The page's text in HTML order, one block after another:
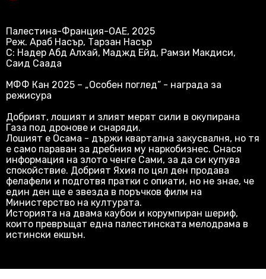
Палестина-Франция-ОАЕ, 2025
Реж. Араб Насър, Тарзан Насър
С: Надер Абд Алхай, Маджд Ейд, Рамзи Макдиси,
Саид Саада
МФФ Кан 2025 – „Особен поглед” - награда за
режисура
Добрият, лошият и злият мерят сили в окупирана
Газа под дронове и снаряди.
Лошият е Осама - държи квартална закусвалня, но тя
е само параван за дребния му наркобизнес. Снася
информация на злото ченге Сами, за да си купува
спокойствие. Добрият Яхия по цял ден продава
фелафели и подготвя пратки с опиати, но не знае, че
един ден ще е звезда в поръчков филм на
Министерство на културата.
Историята на двама каубои и корумпиран шериф,
които превръщат една палестинската мелодрама в
истински екшън.